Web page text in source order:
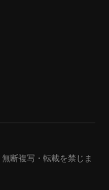
無断複写・転載を禁じま